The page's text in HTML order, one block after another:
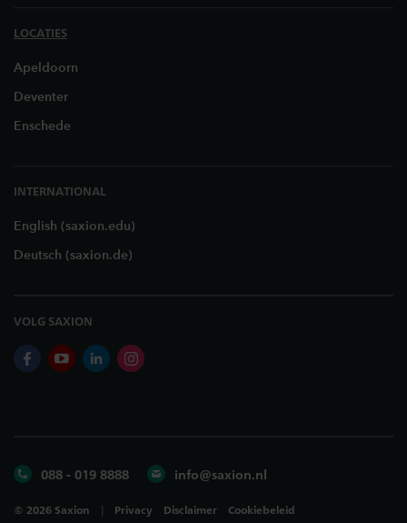
LOCATIES
Apeldoorn
Deventer
Enschede
INTERNATIONAL
English (saxion.edu)
Deutsch (saxion.de)
VOLG SAXION
facebookyoutubelinkedininstagram
088 - 019 8888 info@saxion.nl
© 2026 Saxion Privacy Disclaimer Cookiebeleid